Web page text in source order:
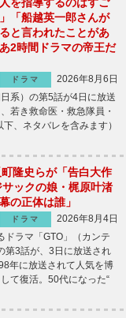
「船越英一郎さんが
と言われたことがあ
2時間ドラマの帝王だ
ドラマ
2026年8月6日
系）の第5話が4日に放送
若き救命医・救急隊員・
、ネタバレを含みます）
町隆史らが「告白大作
ックの娘・梶原叶渚
の正体は誰」
ドラマ
2026年8月4日
ラマ「GTO」（カンテ
第3話が、3日に放送され
年に放送されて人気を博
て復活。50代になった“